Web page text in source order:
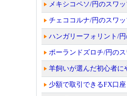
メキシコペソ/円のスワ
チェココルナ/円のスワ
ハンガリーフォリント/
ポーランドズロチ/円の
羊飼いが選んだ初心者に
少額で取引できるFX口座